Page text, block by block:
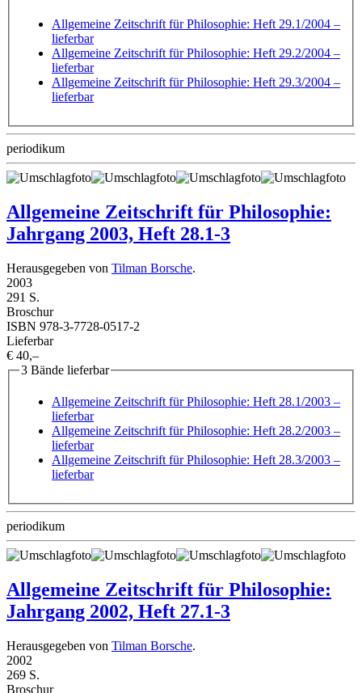
Allgemeine Zeitschrift für Philosophie: Heft 29.1/2004 –
lieferbar
Allgemeine Zeitschrift für Philosophie: Heft 29.2/2004 –
lieferbar
Allgemeine Zeitschrift für Philosophie: Heft 29.3/2004 –
lieferbar
periodikum
Allgemeine Zeitschrift für Philosophie:
Jahrgang 2003, Heft 28.1-3
Herausgegeben von Tilman Borsche.
2003
291 S.
Broschur
ISBN 978-3-7728-0517-2
Lieferbar
€ 40,–
3 Bände lieferbar
Allgemeine Zeitschrift für Philosophie: Heft 28.1/2003 –
lieferbar
Allgemeine Zeitschrift für Philosophie: Heft 28.2/2003 –
lieferbar
Allgemeine Zeitschrift für Philosophie: Heft 28.3/2003 –
lieferbar
periodikum
Allgemeine Zeitschrift für Philosophie:
Jahrgang 2002, Heft 27.1-3
Herausgegeben von Tilman Borsche.
2002
269 S.
Broschur